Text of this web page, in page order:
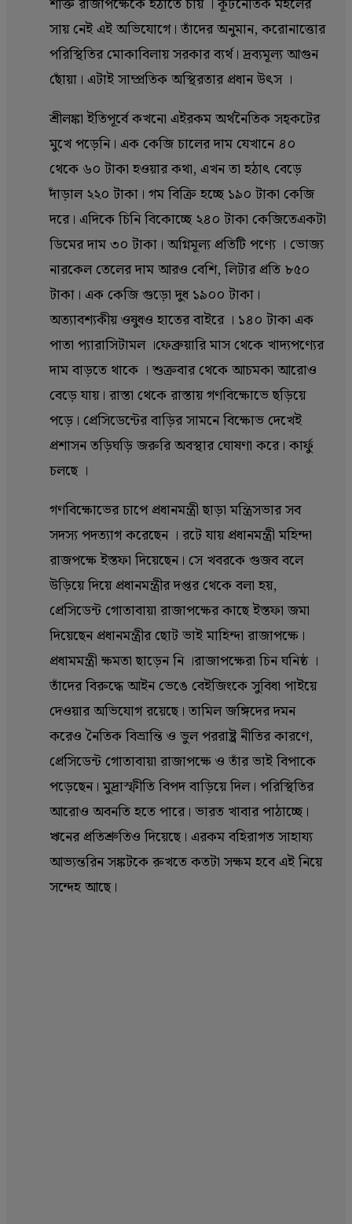
সায় নেই এই অভিযোগে। তাঁদের অনুমান, করোনাত্তোর
পরিস্থিতির মোকাবিলায় সরকার ব্যর্থ। দ্রব্যমূল্য আগুন
ছোঁয়া। এটাই সাম্প্রতিক অস্থিরতার প্রধান উৎস ।
শ্রীলঙ্কা ইতিপূর্বে কখনো এইরকম অর্থনৈতিক সহ্কটের
মুখে পড়েনি। এক কেজি চালের দাম যেখানে ৪০
থেকে ৬০ টাকা হওয়ার কথা, এখন তা হঠাৎ বেড়ে
দাঁড়াল ২২০ টাকা। গম বিক্রি হচ্ছে ১৯০ টাকা কেজি
দরে। এদিকে চিনি বিকোচ্ছে ২৪০ টাকা কেজিতেএকটা
ডিমের দাম ৩০ টাকা। অগ্নিমূল্য প্রতিটি পণ্যে । ভোজ্য
নারকেল তেলের দাম আরও বেশি, লিটার প্রতি ৮৫০
টাকা। এক কেজি গুড়ো দুধ ১৯০০ টাকা।
অত্যাবশ্যকীয় ওষুধও হাতের বাইরে । ১৪০ টাকা এক
পাতা প্যারাসিটামল ।ফেব্রুয়ারি মাস থেকে খাদ্যপণ্যের
দাম বাড়তে থাকে । শুক্রবার থেকে আচমকা আরোও
বেড়ে যায়। রাস্তা থেকে রাস্তায় গণবিক্ষোভে ছড়িয়ে
পড়ে। প্রেসিডেন্টের বাড়ির সামনে বিক্ষোভ দেখেই
প্রশাসন তড়িঘড়ি জরুরি অবস্থার ঘোষণা করে। কার্ফু
চলছে ।
গণবিক্ষোভের চাপে প্রধানমন্ত্রী ছাড়া মন্ত্রিসভার সব
সদস্য পদত্যাগ করেছেন । রটে যায় প্রধানমন্ত্রী মহিন্দা
রাজপক্ষে ইস্তফা দিয়েছেন। সে খবরকে গুজব বলে
উড়িয়ে দিয়ে প্রধানমন্ত্রীর দপ্তর থেকে বলা হয়,
প্রেসিডেন্ট গোতাবায়া রাজাপক্ষের কাছে ইস্তফা জমা
দিয়েছেন প্রধানমন্ত্রীর ছোট ভাই মাহিন্দা রাজাপক্ষে।
প্রধামমন্ত্রী ক্ষমতা ছাড়েন নি ।রাজাপক্ষেরা চিন ঘনিষ্ঠ ।
তাঁদের বিরুদ্ধে আইন ভেঙে বেইজিংকে সুবিধা পাইয়ে
দেওয়ার অভিযোগ রয়েছে। তামিল জঙ্গিদের দমন
করেও নৈতিক বিভ্রান্তি ও ভুল পররাষ্ট্র নীতির কারণে,
প্রেসিডেন্ট গোতাবায়া রাজাপক্ষে ও তাঁর ভাই বিপাকে
পড়েছেন। মুদ্রাস্ফীতি বিপদ বাড়িয়ে দিল। পরিস্থিতির
আরোও অবনতি হতে পারে। ভারত খাবার পাঠাচ্ছে।
ঋনের প্রতিশ্রুতিও দিয়েছে। এরকম বহিরাগত সাহায্য
আভ্যন্তরিন সঙ্কটকে রুখতে কতটা সক্ষম হবে এই নিয়ে
সন্দেহ আছে।